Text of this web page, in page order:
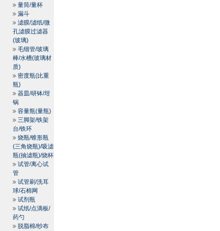
量筒/量杯
漏斗
滤膜/滤纸/微
孔滤膜过滤器
(玻璃)
毛细管/玻璃
棒/水槽(玻璃材
质)
密度瓶(比重
瓶)
器皿/研钵/坩
锅
容量瓶(量瓶)
三脚架/铁架
台/铁环
烧瓶/锥形瓶
(三角烧瓶)/吸滤
瓶(抽滤瓶)/烧杯
试管/离心试
管
试管刷/洗耳
球/石棉网
试剂瓶
试纸/点滴板/
药勺
脱脂棉/纱布